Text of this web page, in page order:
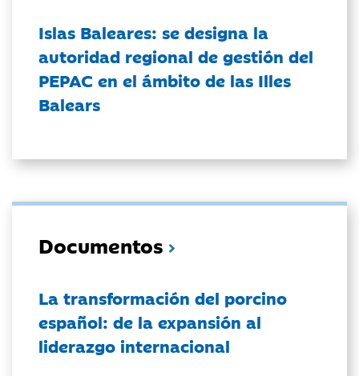
Islas Baleares: se designa la
autoridad regional de gestión del
PEPAC en el ámbito de las Illes
Balears
Documentos
La transformación del porcino
español: de la expansión al
liderazgo internacional